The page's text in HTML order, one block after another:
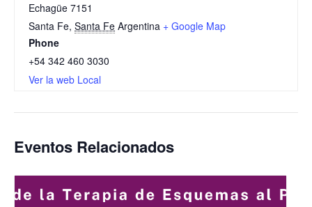
Echagüe 7151
Santa Fe, Santa Fe Argentina + Google Map
Phone
+54 342 460 3030
Ver la web Local
Eventos Relacionados